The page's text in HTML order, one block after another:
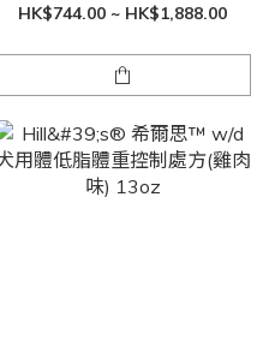
HK$744.00 ~ HK$1,888.00